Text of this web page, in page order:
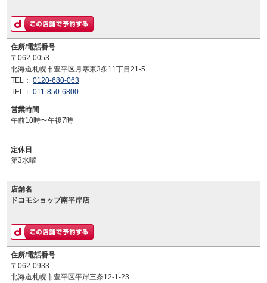
住所/電話番号
〒062-0053
北海道札幌市豊平区月寒東3条11丁目21-5
TEL： 0120-680-063
TEL： 011-850-6800
営業時間
午前10時〜午後7時
定休日
第3水曜
店舗名
ドコモショップ南平岸店
住所/電話番号
〒062-0933
北海道札幌市豊平区平岸三条12-1-23